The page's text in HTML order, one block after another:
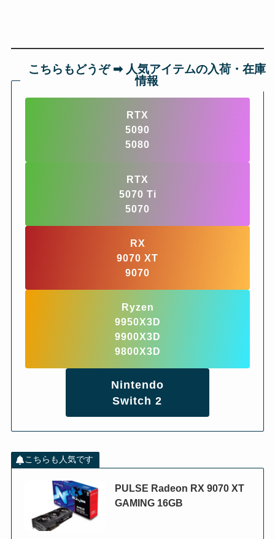
こちらもどうぞ ➡︎ 人気アイテムの入荷・在庫
情報
RTX
5090
5080
RTX
5070 Ti
5070
RX
9070 XT
9070
Ryzen
9950X3D
9900X3D
9800X3D
Nintendo
Switch 2
こちらも人気です
PULSE Radeon RX 9070 XT
GAMING 16GB